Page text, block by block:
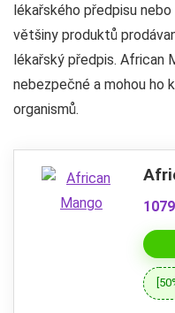
lékařského předpisu
většiny produktů
lékařský předpis. African
nebezpečné a mohou ho
organismů.